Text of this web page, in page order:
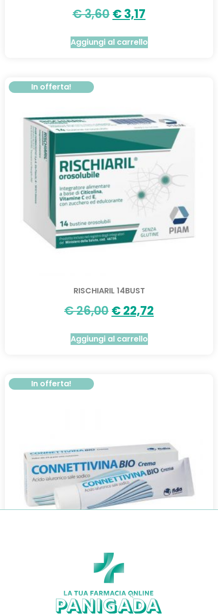
€3,60 €3,17
Aggiungi al carrello
In offerta!
RISCHIARIL 14BUST
€26,00 €22,72
Aggiungi al carrello
In offerta!
€14,00€12,32